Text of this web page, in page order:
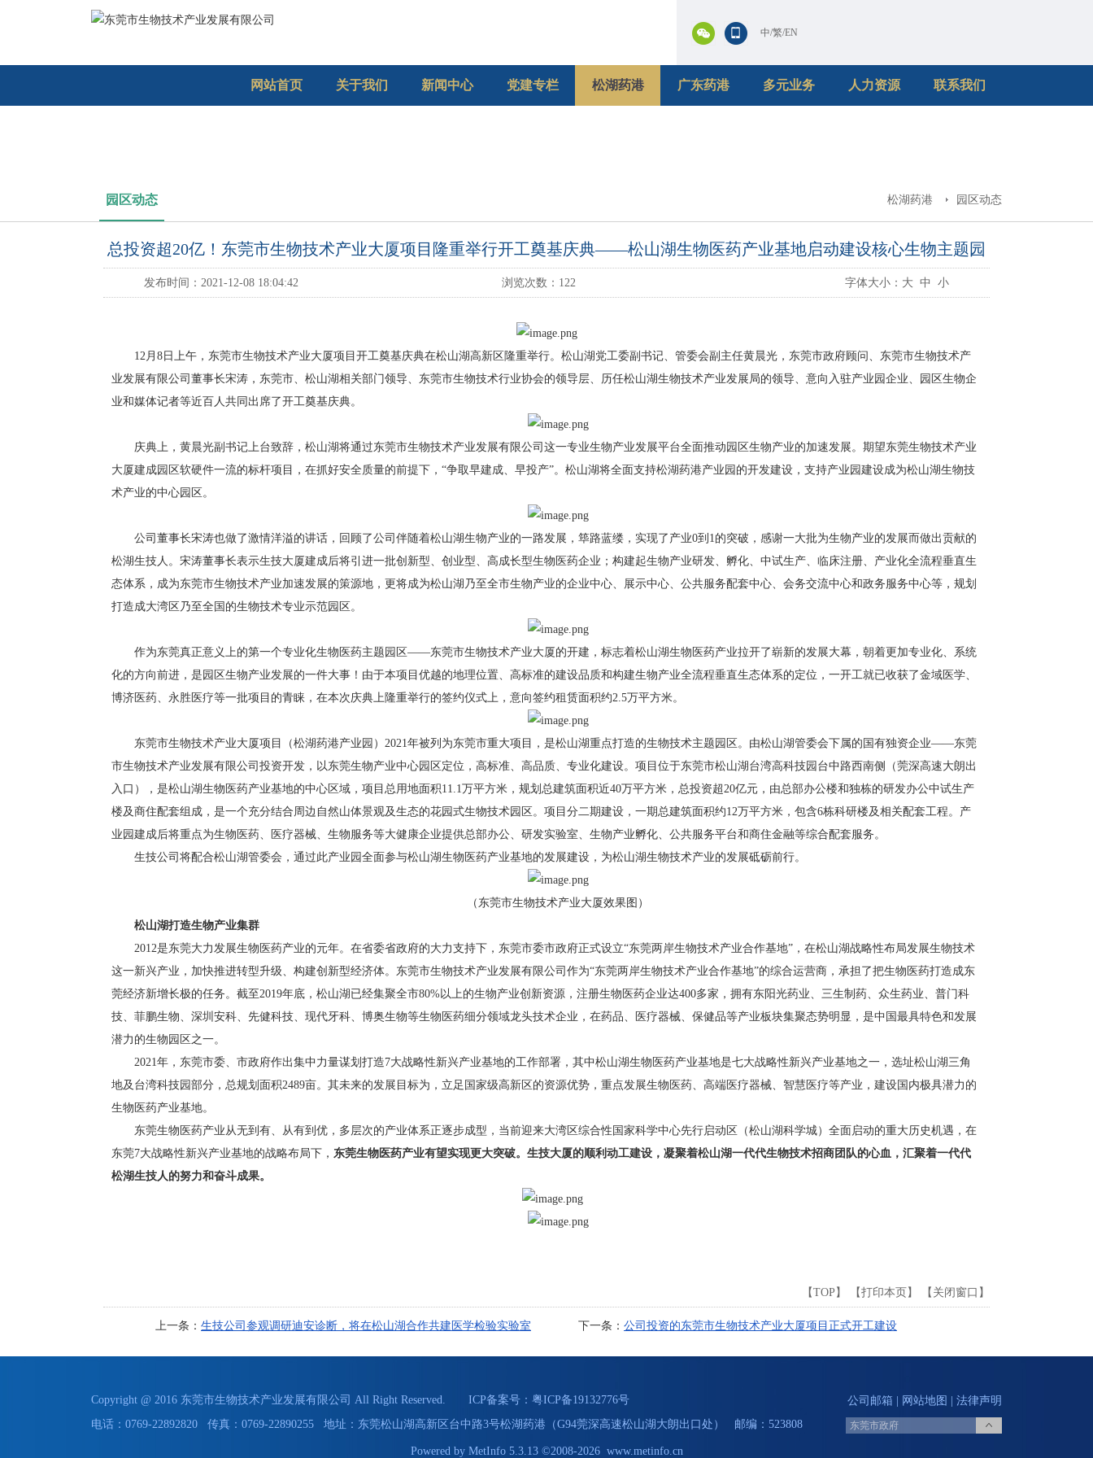
中/繁/EN
网站首页 关于我们 新闻中心 党建专栏 松湖药港 广东药港 多元业务 人力资源 联系我们
园区动态 松湖药港 园区动态
总投资超20亿！东莞市生物技术产业大厦项目隆重举行开工奠基庆典——松山湖生物医药产业基地启动建设核心生物主题园
发布时间：2021-12-08 18:04:42 浏览次数： 122 字体大小： 大 中 小
12月8日上午，东莞市生物技术产业大厦项目开工奠基庆典在松山湖高新区隆重举行。松山湖党工委副书记、管委会副主任黄晨光，东莞市政府顾问、东莞市生物技术产
业发展有限公司董事长宋涛，东莞市、松山湖相关部门领导、东莞市生物技术行业协会的领导层、历任松山湖生物技术产业发展局的领导、意向入驻产业园企业、园区生物企
业和媒体记者等近百人共同出席了开工奠基庆典。
庆典上，黄晨光副书记上台致辞，松山湖将通过东莞市生物技术产业发展有限公司这一专业生物产业发展平台全面推动园区生物产业的加速发展。期望东莞生物技术产业
大厦建成园区软硬件一流的标杆项目，在抓好安全质量的前提下，“争取早建成、早投产”。松山湖将全面支持松湖药港产业园的开发建设，支持产业园建设成为松山湖生物技
术产业的中心园区。
公司董事长宋涛也做了激情洋溢的讲话，回顾了公司伴随着松山湖生物产业的一路发展，筚路蓝缕，实现了产业0到1的突破，感谢一大批为生物产业的发展而做出贡献的
松湖生技人。宋涛董事长表示生技大厦建成后将引进一批创新型、创业型、高成长型生物医药企业；构建起生物产业研发、孵化、中试生产、临床注册、产业化全流程垂直生
态体系，成为东莞市生物技术产业加速发展的策源地，更将成为松山湖乃至全市生物产业的企业中心、展示中心、公共服务配套中心、会务交流中心和政务服务中心等，规划
打造成大湾区乃至全国的生物技术专业示范园区。
作为东莞真正意义上的第一个专业化生物医药主题园区——东莞市生物技术产业大厦的开建，标志着松山湖生物医药产业拉开了崭新的发展大幕，朝着更加专业化、系统
化的方向前进，是园区生物产业发展的一件大事！由于本项目优越的地理位置、高标准的建设品质和构建生物产业全流程垂直生态体系的定位，一开工就已收获了金域医学、
博济医药、永胜医疗等一批项目的青睐，在本次庆典上隆重举行的签约仪式上，意向签约租赁面积约2.5万平方米。
东莞市生物技术产业大厦项目（松湖药港产业园）2021年被列为东莞市重大项目，是松山湖重点打造的生物技术主题园区。由松山湖管委会下属的国有独资企业——东莞
市生物技术产业发展有限公司投资开发，以东莞生物产业中心园区定位，高标准、高品质、专业化建设。项目位于东莞市松山湖台湾高科技园台中路西南侧（莞深高速大朗出
入口），是松山湖生物医药产业基地的中心区域，项目总用地面积11.1万平方米，规划总建筑面积近40万平方米，总投资超20亿元，由总部办公楼和独栋的研发办公中试生产
楼及商住配套组成，是一个充分结合周边自然山体景观及生态的花园式生物技术园区。项目分二期建设，一期总建筑面积约12万平方米，包含6栋科研楼及相关配套工程。产
业园建成后将重点为生物医药、医疗器械、生物服务等大健康企业提供总部办公、研发实验室、生物产业孵化、公共服务平台和商住金融等综合配套服务。
生技公司将配合松山湖管委会，通过此产业园全面参与松山湖生物医药产业基地的发展建设，为松山湖生物技术产业的发展砥砺前行。
（东莞市生物技术产业大厦效果图）
松山湖打造生物产业集群
2012是东莞大力发展生物医药产业的元年。在省委省政府的大力支持下，东莞市委市政府正式设立“东莞两岸生物技术产业合作基地”，在松山湖战略性布局发展生物技术
这一新兴产业，加快推进转型升级、构建创新型经济体。东莞市生物技术产业发展有限公司作为“东莞两岸生物技术产业合作基地”的综合运营商，承担了把生物医药打造成东
莞经济新增长极的任务。截至2019年底，松山湖已经集聚全市80%以上的生物产业创新资源，注册生物医药企业达400多家，拥有东阳光药业、三生制药、众生药业、普门科
技、菲鹏生物、深圳安科、先健科技、现代牙科、博奥生物等生物医药细分领域龙头技术企业，在药品、医疗器械、保健品等产业板块集聚态势明显，是中国最具特色和发展
潜力的生物园区之一。
2021年，东莞市委、市政府作出集中力量谋划打造7大战略性新兴产业基地的工作部署，其中松山湖生物医药产业基地是七大战略性新兴产业基地之一，选址松山湖三角
地及台湾科技园部分，总规划面积2489亩。其未来的发展目标为，立足国家级高新区的资源优势，重点发展生物医药、高端医疗器械、智慧医疗等产业，建设国内极具潜力的
生物医药产业基地。
东莞生物医药产业从无到有、从有到优，多层次的产业体系正逐步成型，当前迎来大湾区综合性国家科学中心先行启动区（松山湖科学城）全面启动的重大历史机遇，在
东莞7大战略性新兴产业基地的战略布局下， 东莞生物医药产业有望实现更大突破。生技大厦的顺利动工建设，凝聚着松山湖一代代生物技术招商团队的心血，汇聚着一代代
松湖生技人的努力和奋斗成果。
【TOP 】 【打印本页 】 【 关闭窗口 】
上一条： 生技公司参观调研迪安诊断，将在松山湖合作共建医学检验实验室 下一条： 公司投资的东莞市生物技术产业大厦项目正式开工建设
Copyright @ 2016 东莞市生物技术产业发展有限公司 All Right Reserved. ICP备案号： 粤ICP备19132776号
电话：0769-22892820 传真：0769-22890255 地址：东莞松山湖高新区台中路3号松湖药港（G94莞深高速松山湖大朗出口处） 邮编：523808
公司邮箱 网站地图 法律声明
Powered by MetInfo 5.3.13©2008-2026 www.metinfo.cn